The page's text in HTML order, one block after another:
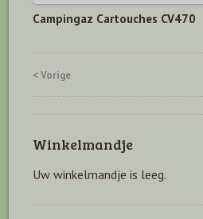
Campingaz Cartouches CV470
< Vorige
Winkelmandje
Uw winkelmandje is leeg.